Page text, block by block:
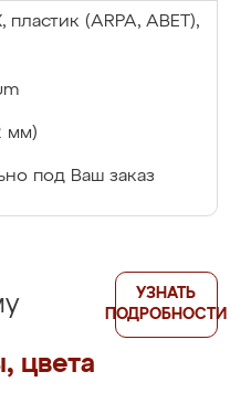
(ARPA, ABET),
мм)
под Ваш заказ
цвета
УЗНАТЬ
ПОДРОБНОСТИ